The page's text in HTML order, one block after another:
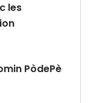
les
PòdePè